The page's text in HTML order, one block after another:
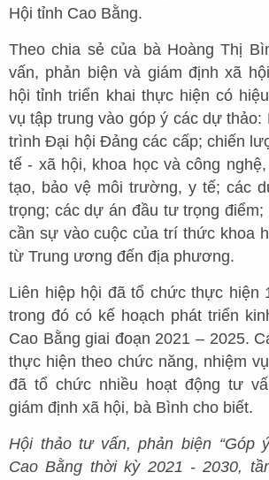
Hội tỉnh Cao Bằng.
Theo chia sẻ của bà Hoàng Thị
vấn, phản biện và giám định xã
hội tỉnh triển khai thực hiện có
vụ tập trung vào góp ý các dự thảo:
trình Đại hội Đảng các cấp; chiến
tế - xã hội, khoa học và công
tạo, bảo vệ môi trường, y tế; các
trọng; các dự án đầu tư trọng điểm;
cần sự vào cuộc của trí thức khoa
từ Trung ương đến địa phương.
Liên hiệp hội đã tổ chức thực hiện
trong đó có kế hoạch phát triển
Cao Bằng giai đoạn 2021 – 2025.
thực hiện theo chức năng, nhiệm
đã tổ chức nhiều hoạt động tư
giám định xã hội, bà Bình cho biết.
Hội thảo tư vấn, phản biện “Góp
Cao Bằng thời kỳ 2021 - 2030,